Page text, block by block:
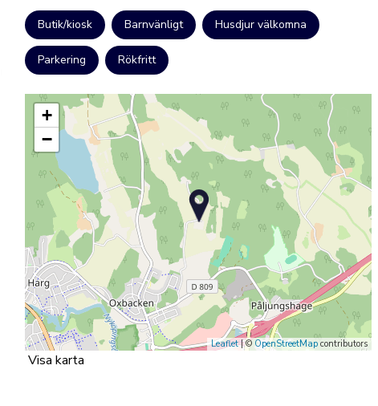
Butik/kiosk Barnvänligt Husdjur välkomna
Parkering Rökfritt
+
−
Leaflet| © OpenStreetMap contributors
Visa karta